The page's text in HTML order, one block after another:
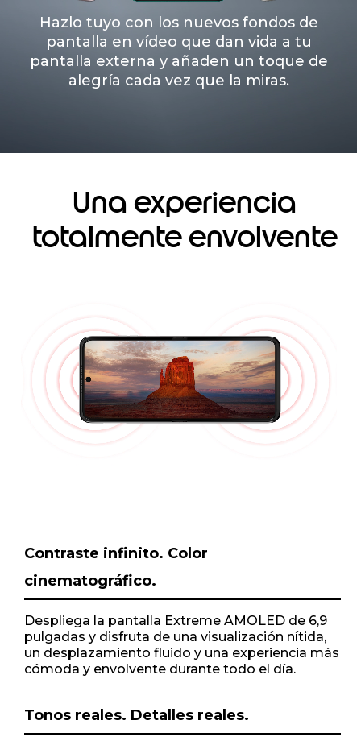
Hazlo tuyo con los nuevos fondos de
pantalla en vídeo que dan vida a tu
pantalla externa y añaden un toque de
alegría cada vez que la miras.
Una experiencia
totalmente envolvente
Contraste infinito. Color
cinematográfico.
Despliega la pantalla Extreme AMOLED de 6,9
pulgadas y disfruta de una visualización nítida,
un desplazamiento fluido y una experiencia más
cómoda y envolvente durante todo el día.
Tonos reales. Detalles reales.